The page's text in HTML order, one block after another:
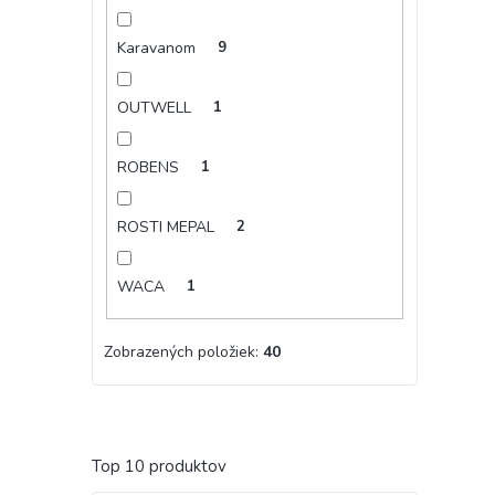
Karavanom 9
OUTWELL 1
ROBENS 1
ROSTI MEPAL 2
WACA 1
Zobrazených položiek: 40
Top 10 produktov